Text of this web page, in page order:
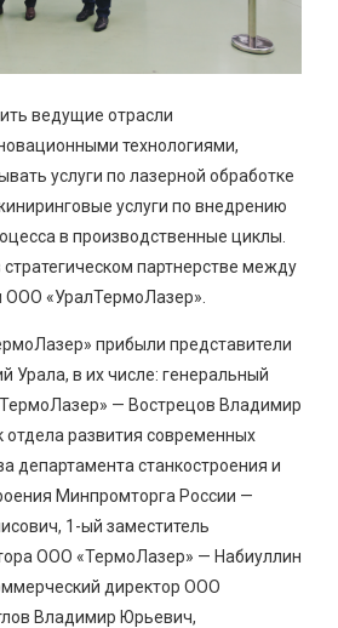
ведущие отрасли
технологиями,
услуги по лазерной обработке
услуги по внедрению
в производственные циклы.
партнерстве между
«УралТермоЛазер».
прибыли представители
Урала, в их числе: генеральный
— Вострецов Владимир
отдела развития современных
департамента станкостроения и
Минпромторга России —
1-ый заместитель
ООО «ТермоЛазер» — Набиуллин
директор ООО
Владимир Юрьевич,